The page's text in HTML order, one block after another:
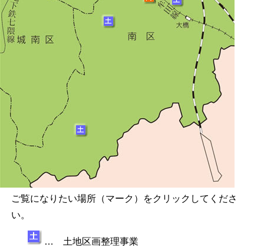
ご覧になりたい場所（マーク）をクリックしてくださ
い。
… 土地区画整理事業